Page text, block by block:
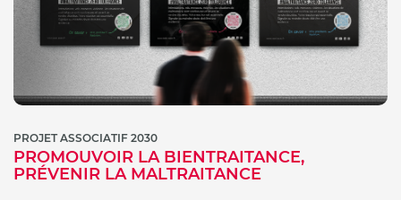
PROJET ASSOCIATIF 2030
PROMOUVOIR LA BIENTRAITANCE,
PRÉVENIR LA MALTRAITANCE